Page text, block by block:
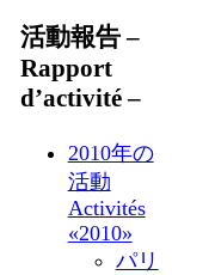
活動報告 –
Rapport
d’activité –
2010年の
活動
Activités
«2010»
パリ